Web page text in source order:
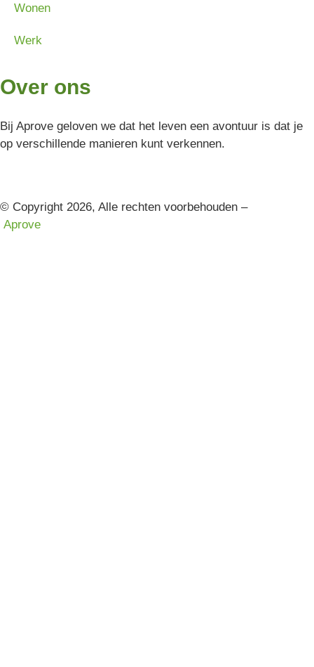
Wonen
Werk
Over ons
Bij Aprove geloven we dat het leven een avontuur is dat je
op verschillende manieren kunt verkennen.
© Copyright 2026, Alle rechten voorbehouden –
Aprove